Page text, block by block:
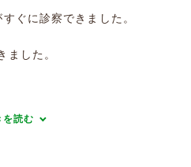
ぐに診察できました。
ました。
を読む